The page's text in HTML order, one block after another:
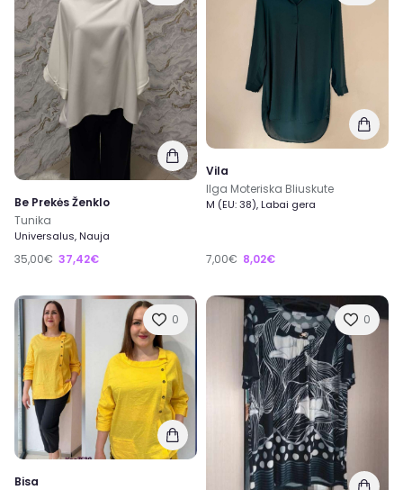
Be Prekės Ženklo
Tunika
Universalus, Nauja
35,00€ 37,42€
Vila
Ilga Moteriska Bliuskute
M (EU: 38), Labai gera
7,00€ 8,02€
0
Bisa
0